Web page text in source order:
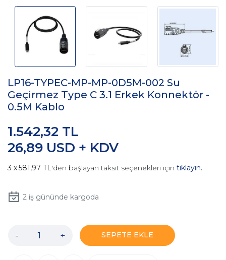
LP16-TYPEC-MP-MP-0D5M-002 Su
Geçirmez Type C 3.1 Erkek Konnektör -
0.5M Kablo
26,89 USD + KDV
1.542,32 TL
581,97 TL'den başlayan taksit seçenekleri için tıklayın.
2iş gününde kargoda
- + SEPETE EKLE